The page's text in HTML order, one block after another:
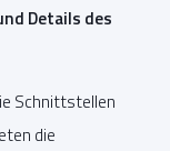
Details des
Schnittstellen
die